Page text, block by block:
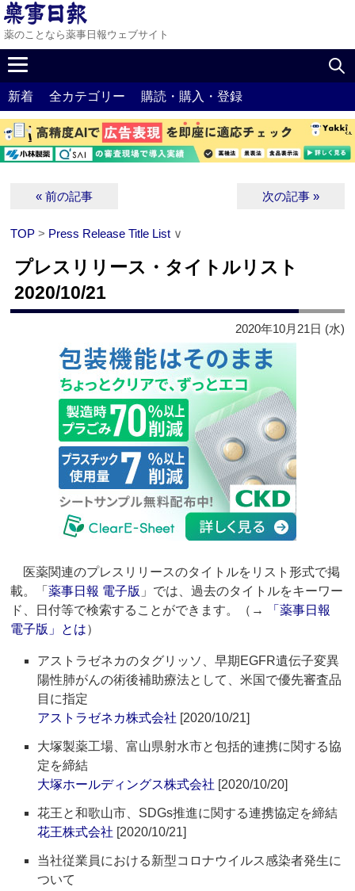
薬のことなら薬事日報ウェブサイト
新着 全カテゴリー 購読・購入・登録
« 前の記事 次の記事 »
TOP > Press Release Title List ∨
プレスリリース・タイトルリスト
2020/10/21
2020年10月21日 (水)
医薬関連のプレスリリースのタイトルをリスト形式で掲
載。「薬事日報 電子版 」では、過去のタイトルをキーワー
ド、日付等で検索することができます。（→
「薬事日報
電子版」とは）
アストラゼネカのタグリッソ、早期EGFR遺伝子変異
陽性肺がんの術後補助療法として、米国で優先審査品
目に指定
アストラゼネカ株式会社 [2020/10/21]
大塚製薬工場、富山県射水市と包括的連携に関する協
定を締結
大塚ホールディングス株式会社 [2020/10/20]
花王と和歌山市、SDGs推進に関する連携協定を締結
花王株式会社 [2020/10/21]
当社従業員における新型コロナウイルス感染者発生に
ついて